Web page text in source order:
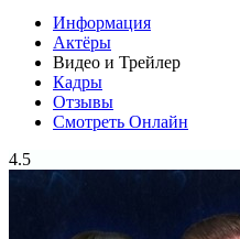
Информация
Актёры
Видео и Трейлер
Кадры
Отзывы
Смотреть Онлайн
4.5